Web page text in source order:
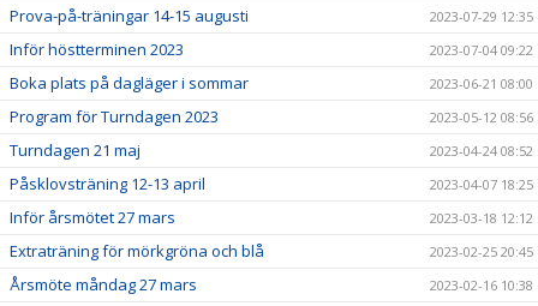
Prova-på-träningar 14-15 augusti 2023-07-29 12:35
Inför höstterminen 2023 2023-07-04 09:22
Boka plats på dagläger i sommar 2023-06-21 08:00
Program för Turndagen 2023 2023-05-12 08:56
Turndagen 21 maj 2023-04-24 08:52
Påsklovsträning 12-13 april 2023-04-07 18:25
Inför årsmötet 27 mars 2023-03-18 12:12
Extraträning för mörkgröna och blå 2023-02-25 20:45
Årsmöte måndag 27 mars 2023-02-16 10:38